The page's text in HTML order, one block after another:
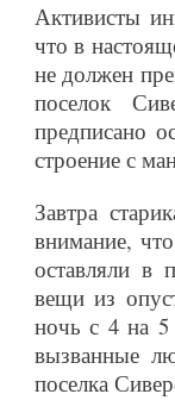
Активисты
что в
не должен
поселок
предписано
строение с
Завтра
внимание,
оставляли в
вещи из
ночь с 4 на 5
вызванные
поселка